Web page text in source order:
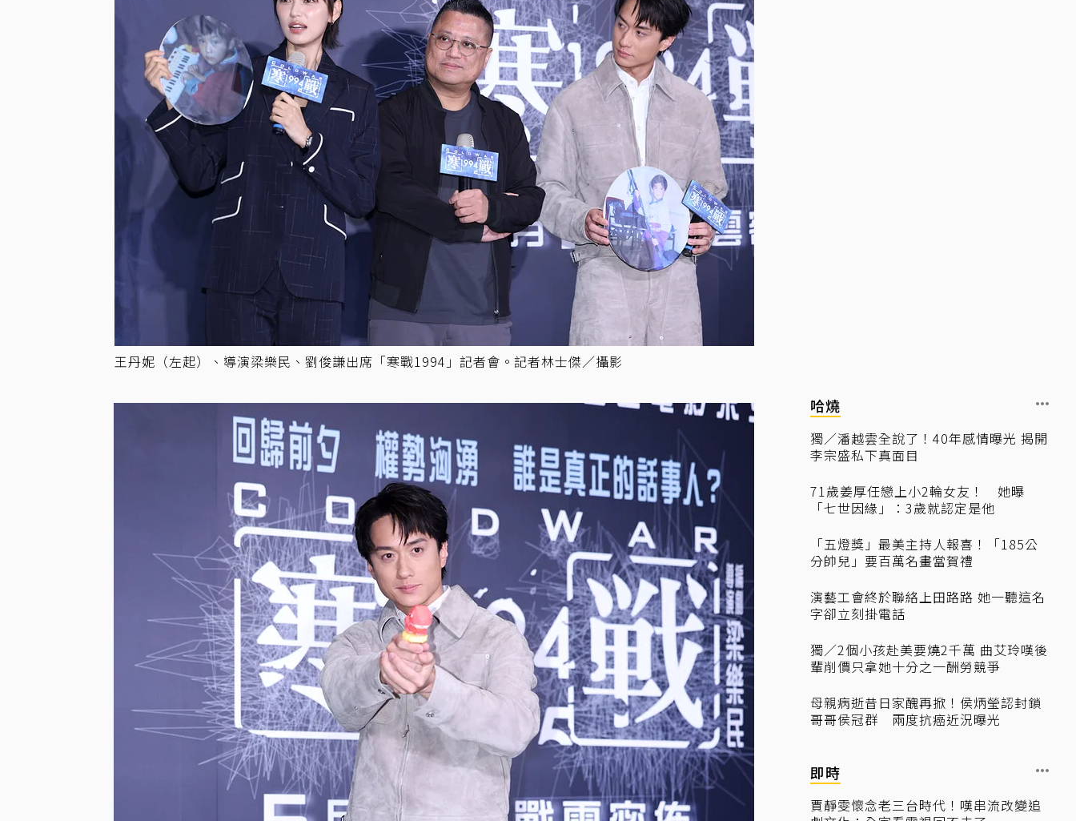
王丹妮（左起）、導演梁樂民、劉俊謙出席「寒戰1994」記者會。記者林士傑／攝影
哈燒
獨／潘越雲全說了！40年感情曝光 揭開
李宗盛私下真面目
71歲姜厚任戀上小2輪女友！ 她曝
「七世因緣」：3歲就認定是他
「五燈獎」最美主持人報喜！「185公
分帥兒」要百萬名畫當賀禮
演藝工會終於聯絡上田路路 她一聽這名
字卻立刻掛電話
獨／2個小孩赴美要燒2千萬 曲艾玲嘆後
輩削價只拿她十分之一酬勞競爭
母親病逝昔日家醜再掀！侯炳瑩認封鎖
哥哥侯冠群 兩度抗癌近況曝光
即時
賈靜雯懷念老三台時代！嘆串流改變追